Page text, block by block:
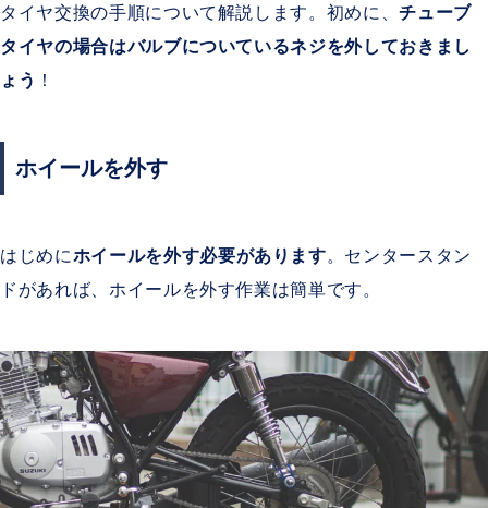
タイヤ交換の手順について解説します。初めに、チューブ
タイヤの場合はバルブについているネジを外しておきまし
ょう ！
ホイールを外す
はじめにホイールを外す必要があります。センタースタン
ドがあれば、ホイールを外す作業は簡単です。